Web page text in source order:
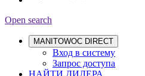
Open search
MANITOWOC DIRECT
Вход в систему
Запрос доступа
НАЙТИ ДИЛЕРА